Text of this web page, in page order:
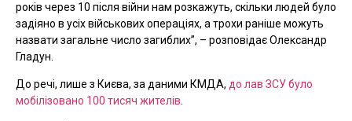
років через 10 після війни нам розкажуть, скільки людей було
задіяно в усіх військових операціях, а трохи раніше можуть
назвати загальне число загиблих”, – розповідає Олександр
Гладун.
До речі, лише з Києва, за даними КМДА, до лав ЗСУ було
мобілізовано 100 тисяч жителів.